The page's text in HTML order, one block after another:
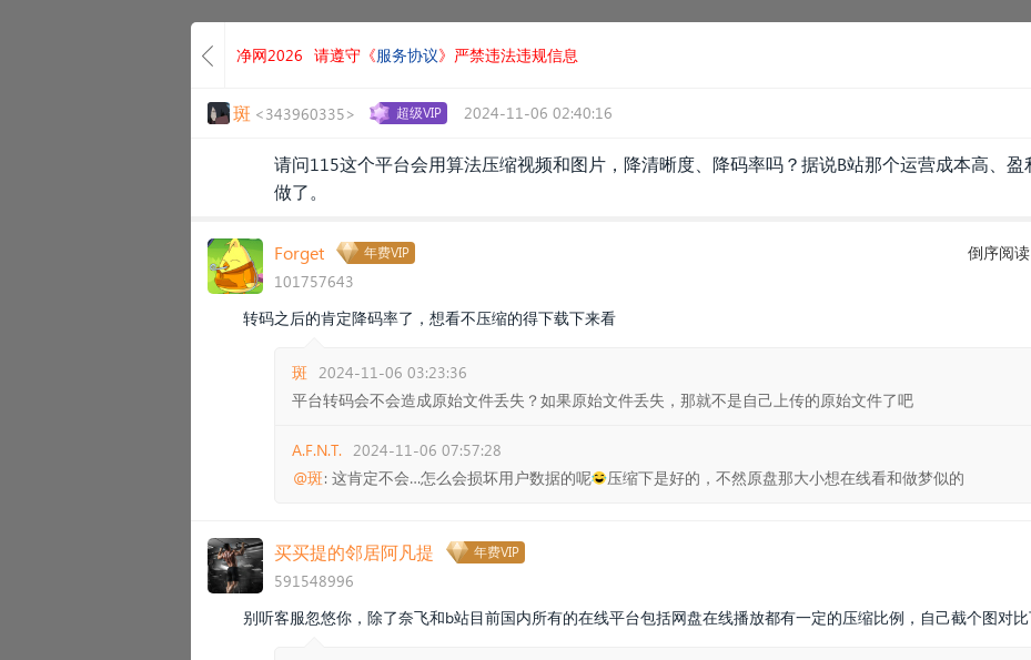
净网2026 请遵守《服务协议》严禁违法违规信息
斑 <343960335> 超级VIP 2024-11-06 02:40:16
请问115这个平台会用算法压缩视频和图片，降清晰度、降码率吗？据说B站那个运营成本高、盈
做了。
Forget 年费VIP
101757643
倒序阅读
转码之后的肯定降码率了，想看不压缩的得下载下来看
斑 2024-11-06 03:23:36
平台转码会不会造成原始文件丢失？如果原始文件丢失，那就不是自己上传的原始文件了吧
A.F.N.T. 2024-11-06 07:57:28
@斑: 这肯定不会…怎么会损坏用户数据的呢😂压缩下是好的，不然原盘那大小想在线看和做梦似的
买买提的邻居阿凡提 年费VIP
591548996
别听客服忽悠你，除了奈飞和b站目前国内所有的在线平台包括网盘在线播放都有一定的压缩比例，自己截个图对比